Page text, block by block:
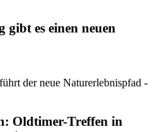
gibt es einen neuen
der neue Naturerlebnispfad -
Oldtimer-Treffen in